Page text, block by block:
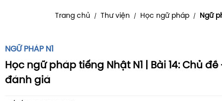
Trang chủ / Thư viện / Học ngữ pháp / Ngữ
NGỮ PHÁP N1
Học ngữ pháp tiếng Nhật N1 | Bài 14: Chủ
đánh giá